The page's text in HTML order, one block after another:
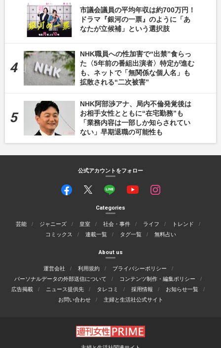
市議会議員の平均年収は約700万円！
ドラマ『銀河の一票』のように「あ
なたが立候補」という選択肢
NHK職員への性加害で“出禁”食らっ
た〈5年前の番組出演者〉特定が進む
も、ネットで「無関係な個人名」も
拡散される“二次被害”
NHK阿部渉アナ、局内不倫発覚後は
お相手女性とともに“在宅勤務”も
「業務内容は一部しか知らされてい
ない」早期退職の可能性も
公式アカウントをフォロー
Categories
芸能 ジャニーズ 皇室 社会・事件 ライフ
トレンド
コミックス
連載一覧 タグ一覧 無料占い
About us
運営会社 利用規約
プライバシーポリシー
パーソナルデータの外部送信について
コンテンツ制作・編集ポリシー
広告掲載
ニュース提供先 タレコミ 採用情報
お知らせ一覧
お問い合わせ
主婦と生活社公式サイト